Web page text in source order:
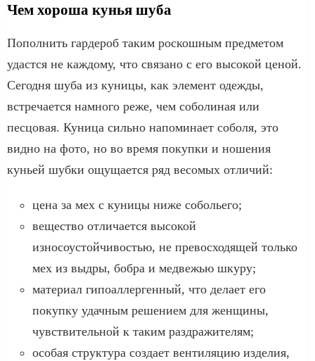
Чем хороша кунья шуба
Пополнить гардероб таким роскошным предметом
удастся не каждому, что связано с его высокой ценой.
Сегодня шуба из куницы, как элемент одежды,
встречается намного реже, чем соболиная или
песцовая. Куница сильно напоминает соболя, это
видно на фото, но во время покупки и ношения
куньей шубки ощущается ряд весомых отличий:
цена за мех с куницы ниже собольего;
вещество отличается высокой
износоустойчивостью, не превосходящей только
мех из выдры, бобра и медвежью шкуру;
материал гипоаллергенный, что делает его
покупку удачным решением для женщины,
чувствительной к таким раздражителям;
особая структура создает вентиляцию изделия,